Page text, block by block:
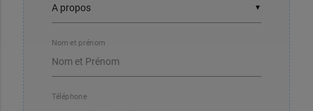
▼
Nom et prénom
Téléphone